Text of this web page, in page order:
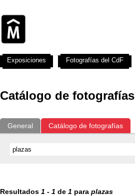
Catálogo de fotografías
General Catálogo de fotografías
Resultados 1 - 1 de 1 para plazas
Exposiciones Fotografías del CdF